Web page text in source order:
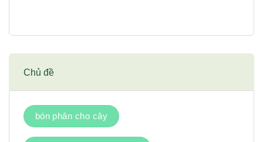
Chủ đề
bón phân cho cây